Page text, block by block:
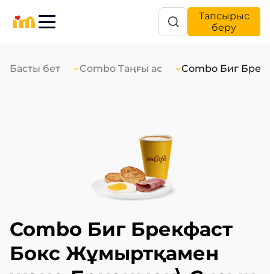
Тапсырыс
беру
Басты бет Combo Таңғы ас Combo Биг
Combo Биг Брекфаст
Бокс Жұмыртқамен